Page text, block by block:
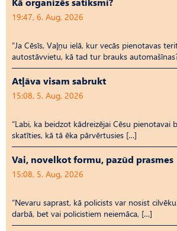
19:47, 6. Aug, 2026
“Ja Cēsīs, Vaļņu ielā, kur vecās pienotavas
autostāvvietu, kā tad tur brauks
Atļāva visam sabrukt
15:08, 5. Aug, 2026
“Labi, ka beidzot kādreizējai Cēsu pienotavai
skatīties, kā tā ēka pārvērtusies […]
Vai, novelkot formu, pazūd prasmes
15:08, 5. Aug, 2026
“Nevaru saprast, kā policists var nosist
darbā, bet vai policistiem neiemāca, […]